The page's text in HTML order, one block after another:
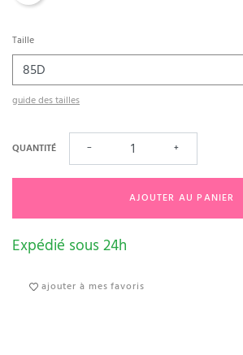
Taille
guide des tailles
QUANTITÉ − +
AJOUTER AU PANIER
Expédié sous 24h
ajouter à mes favoris